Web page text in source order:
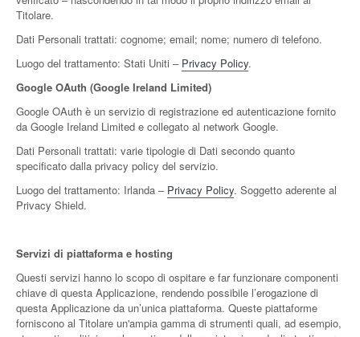
Titolare.
Dati Personali trattati: cognome; email; nome; numero di telefono.
Luogo del trattamento: Stati Uniti – Privacy Policy.
Google OAuth (Google Ireland Limited)
Google OAuth è un servizio di registrazione ed autenticazione fornito
da Google Ireland Limited e collegato al network Google.
Dati Personali trattati: varie tipologie di Dati secondo quanto
specificato dalla privacy policy del servizio.
Luogo del trattamento: Irlanda – Privacy Policy. Soggetto aderente al
Privacy Shield.
Servizi di piattaforma e hosting
Questi servizi hanno lo scopo di ospitare e far funzionare componenti
chiave di questa Applicazione, rendendo possibile l’erogazione di
questa Applicazione da un’unica piattaforma. Queste piattaforme
forniscono al Titolare un'ampia gamma di strumenti quali, ad esempio,